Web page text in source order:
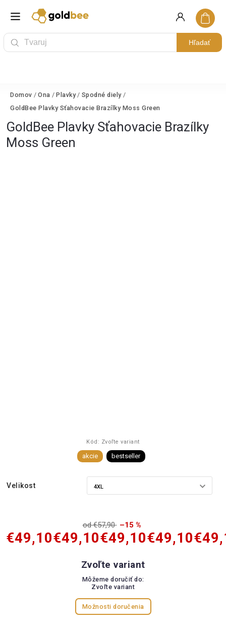
Hľadať
Domov / Ona / Plavky / Spodné diely /
GoldBee Plavky Sťahovacie Brazílky Moss Green
GoldBee Plavky Sťahovacie Brazílky
Moss Green
Kód: Zvoľte variant
akcie bestseller
Velikost
od €57,90 –15 %
€49,10€49,10€49,10€49,10
Zvoľte variant
Môžeme doručiť do:
Zvoľte variant
Možnosti doručenia